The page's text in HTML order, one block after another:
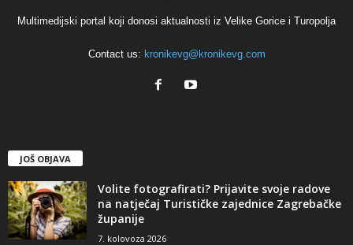
Multimedijski portal koji donosi aktualnosti iz Velike Gorice i Turopolja
Contact us: kronikevg@kronikevg.com
JOŠ OBJAVA
Volite fotografirati? Prijavite svoje radove
na natječaj Turističke zajednice Zagrebačke
županije
7. kolovoza 2026